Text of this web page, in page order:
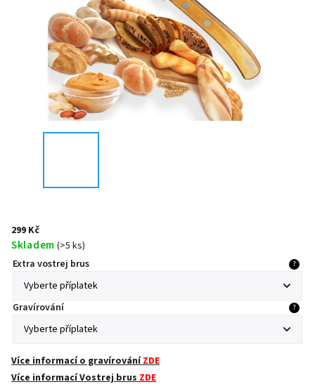
299 Kč
Skladem (>5 ks)
Extra vostrej brus
?
Gravírování ?
Více informací o gravírováníZDE
Více informací Vostrej brusZDE